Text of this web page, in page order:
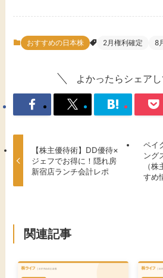
おすすめの日本株 2月権利確定 8
よかったらシェアし
【株主優待術】DD優待×
ジェフでお得に！隠れ房
新宿店ランチ会計レポ
ペイ
ング
（
すめ
関連記事